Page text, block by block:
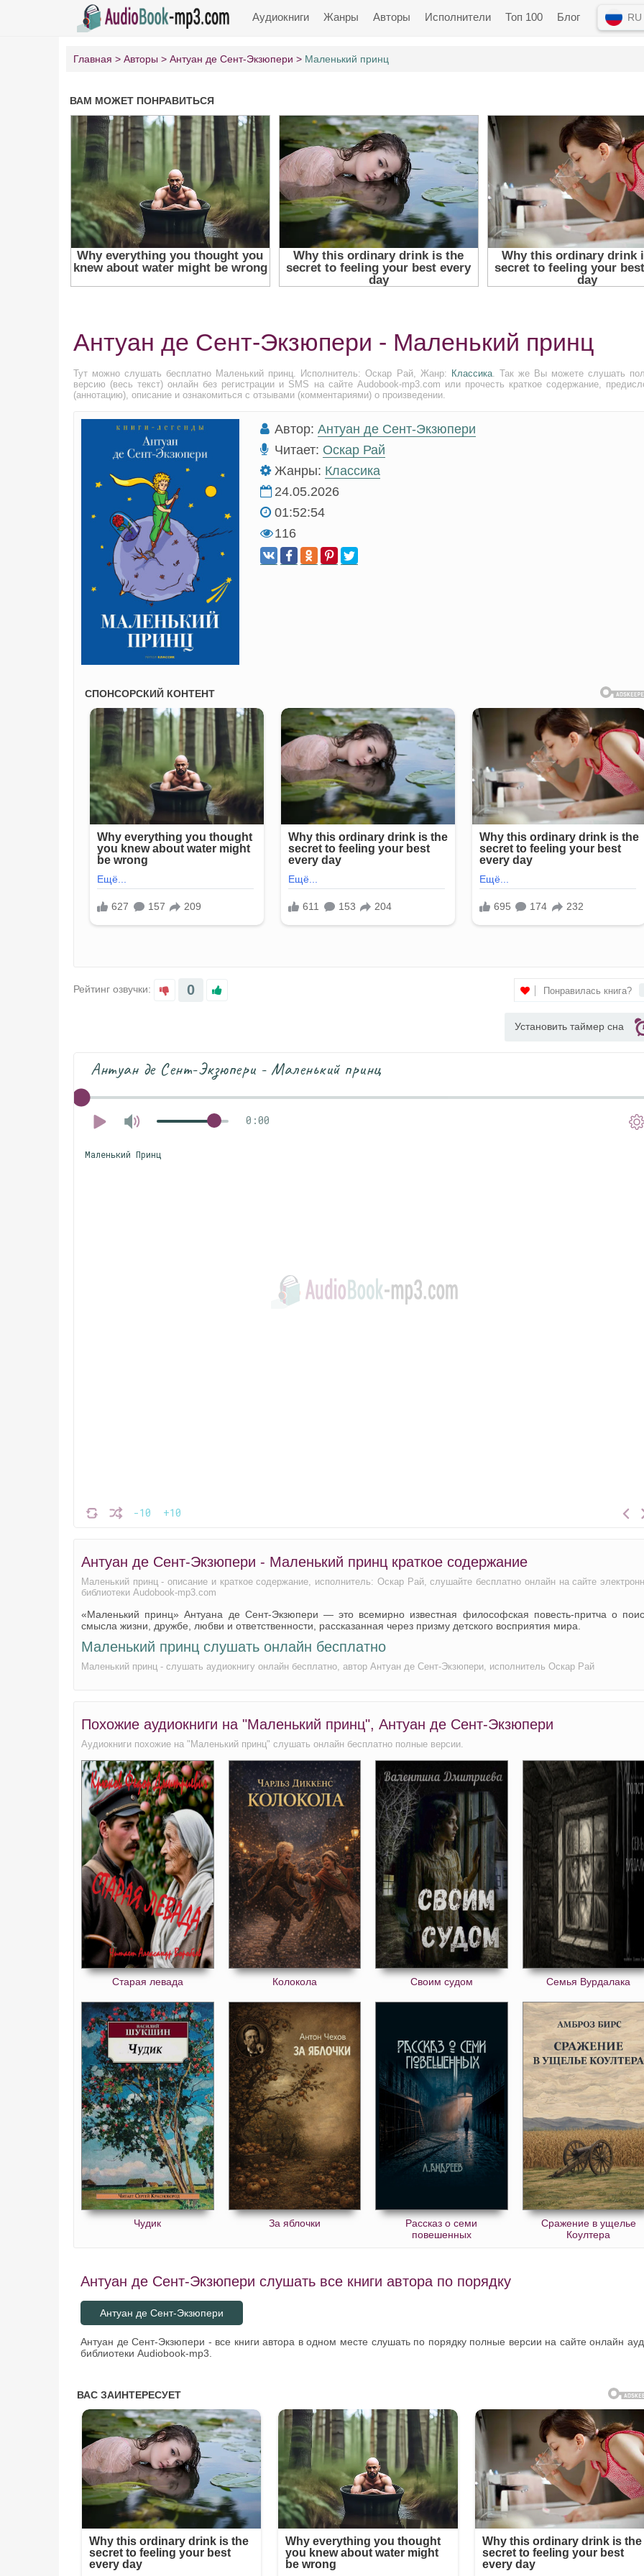
Аудиокниги Жанры Авторы Исполнители Топ 100 Блог RU
Главная Авторы Антуан де Сент-Экзюпери Маленький принц
Антуан де Сент-Экзюпери - Маленький принц
Тут можно слушать бесплатно Маленький принц. Исполнитель: Оскар Рай, Жанр: Классика. Так же Вы можете слушать
версию (весь текст) онлайн без регистрации и SMS на сайте Audobook-mp3.com или прочесть краткое содержание,
(аннотацию), описание и ознакомиться с отзывами (комментариями) о произведении.
Автор: Антуан де Сент-Экзюпери
Читает: Оскар Рай
Жанры: Классика
24.05.2026
01:52:54
116
Рейтинг озвучки: 0 Понравилась книга?
Установить таймер сна
Антуан де Сент-Экзюпери - Маленький принц
0:00
-10 +10
Маленький Принц
Антуан де Сент-Экзюпери - Маленький принц краткое содержание
Маленький принц - описание и краткое содержание, исполнитель: Оскар Рай, слушайте бесплатно онлайн на сайте
библиотеки Audobook-mp3.com
«Маленький принц» Антуана де Сент-Экзюпери — это всемирно известная философская повесть-притча о
смысла жизни, дружбе, любви и ответственности, рассказанная через призму детского восприятия мира.
Маленький принц слушать онлайн бесплатно
Маленький принц - слушать аудиокнигу онлайн бесплатно, автор Антуан де Сент-Экзюпери, исполнитель Оскар Рай
Похожие аудиокниги на "Маленький принц", Антуан де Сент-Экзюпери
Аудиокниги похожие на "Маленький принц" слушать онлайн бесплатно полные версии.
Старая левада Колокола Своим судом Семья Вурдалака
Чудик За яблочки
Рассказ о семи
повешенных
Сражение в ущелье
Коултера
Антуан де Сент-Экзюпери слушать все книги автора по порядку
Антуан де Сент-Экзюпери
Антуан де Сент-Экзюпери - все книги автора в одном месте слушать по порядку полные версии на сайте онлайн
библиотеки Audiobook-mp3.